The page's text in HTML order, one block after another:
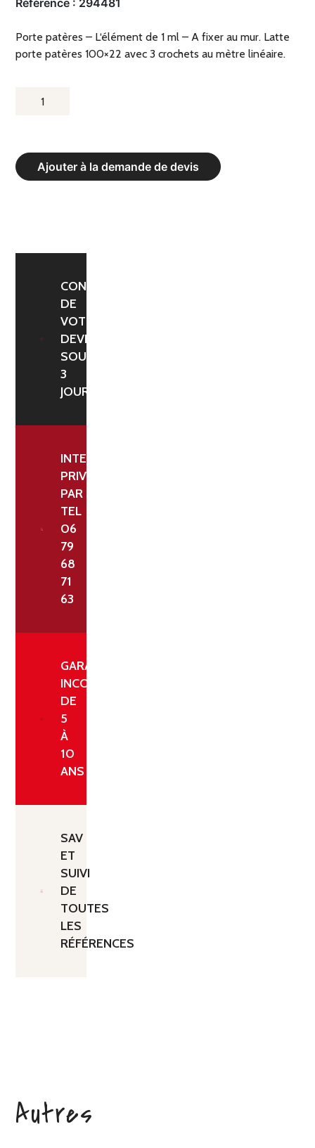
Référence : 294481
Porte patères – L‘élément de 1 ml – A fixer au mur. Latte
porte patères 100×22 avec 3 crochets au mètre linéaire.
Ajouter à la demande de devis
QUANTITÉ
PATÈRES
ACIER
L‘ÉLÉMENTCONFIRMATION
DE
VOTRE
DEVIS
SOUS
3
JOURS
INTERLOCUTEUR
PRIVILÉGIÉ
PAR
TEL
06
79
68
71
63
GARANTIE
INCONDITIONNELLE
DE
5
À
10
ANS
SAV
ET
SUIVI
DE
TOUTES
LES
RÉFÉRENCES
Autres